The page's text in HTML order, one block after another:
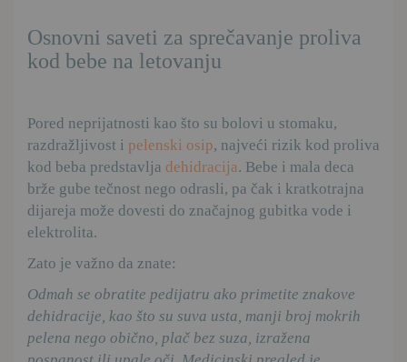
Osnovni saveti za sprečavanje proliva
kod bebe na letovanju
Pored neprijatnosti kao što su bolovi u stomaku,
razdražljivost i pelenski osip, najveći rizik kod proliva
kod beba predstavlja dehidracija. Bebe i mala deca
brže gube tečnost nego odrasli, pa čak i kratkotrajna
dijareja može dovesti do značajnog gubitka vode i
elektrolita.
Zato je važno da znate:
Odmah se obratite pedijatru ako primetite znakove
dehidracije, kao što su suva usta, manji broj mokrih
pelena nego obično, plač bez suza, izražena